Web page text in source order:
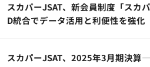
スカパーJSAT、新会員制度「スカ
D統合でデータ活用と利便性を強化
スカパーJSAT、2025年3月期決算